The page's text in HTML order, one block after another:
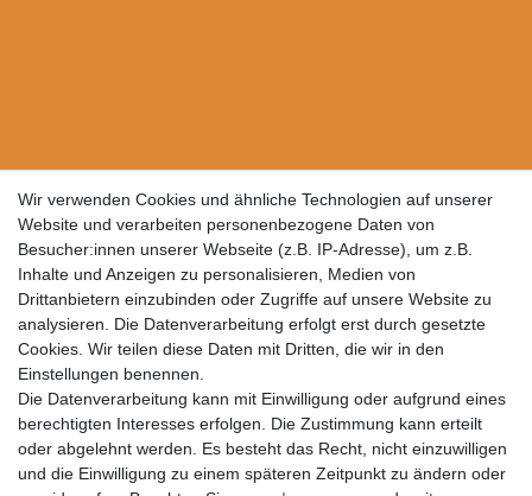
Wir verwenden Cookies und ähnliche Technologien auf unserer
Website und verarbeiten personenbezogene Daten von
Besucher:innen unserer Webseite (z.B. IP-Adresse), um z.B.
Inhalte und Anzeigen zu personalisieren, Medien von
Drittanbietern einzubinden oder Zugriffe auf unsere Website zu
analysieren. Die Datenverarbeitung erfolgt erst durch gesetzte
Cookies. Wir teilen diese Daten mit Dritten, die wir in den
Einstellungen benennen.
Die Datenverarbeitung kann mit Einwilligung oder aufgrund eines
berechtigten Interesses erfolgen. Die Zustimmung kann erteilt
oder abgelehnt werden. Es besteht das Recht, nicht einzuwilligen
und die Einwilligung zu einem späteren Zeitpunkt zu ändern oder